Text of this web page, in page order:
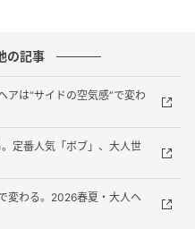
すぎないこと。自然に
世代にはちょうどいい軽
の記事
は“サイドの空気感”で変わ
定番人気「ボブ」、大人世
変わる。2026春夏・大人ヘ